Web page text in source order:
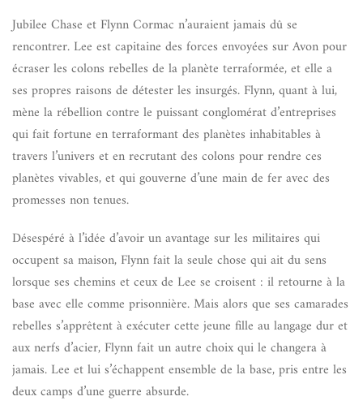
Jubilee Chase et Flynn Cormac n’auraient jamais dû se
rencontrer. Lee est capitaine des forces envoyées sur Avon pour
écraser les colons rebelles de la planète terraformée, et elle a
ses propres raisons de détester les insurgés. Flynn, quant à lui,
mène la rébellion contre le puissant conglomérat d’entreprises
qui fait fortune en terraformant des planètes inhabitables à
travers l’univers et en recrutant des colons pour rendre ces
planètes vivables, et qui gouverne d’une main de fer avec des
promesses non tenues.
Désespéré à l’idée d’avoir un avantage sur les militaires qui
occupent sa maison, Flynn fait la seule chose qui ait du sens
lorsque ses chemins et ceux de Lee se croisent : il retourne à la
base avec elle comme prisonnière. Mais alors que ses camarades
rebelles s’apprêtent à exécuter cette jeune fille au langage dur et
aux nerfs d’acier, Flynn fait un autre choix qui le changera à
jamais. Lee et lui s’échappent ensemble de la base, pris entre les
deux camps d’une guerre absurde.